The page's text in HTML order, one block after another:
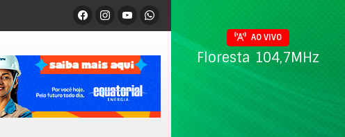
AO VIVO
Floresta 104,7MHz